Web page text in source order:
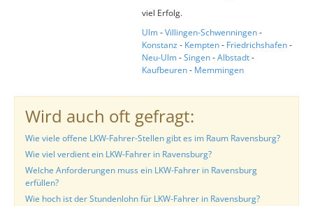
viel Erfolg.
Ulm-Villingen-Schwenningen-
Konstanz - Kempten- Friedrichshafen-
Neu-Ulm-Singen-Albstadt-
Kaufbeuren- Memmingen
Wird auch oft gefragt:
Wie viele offene LKW-Fahrer-Stellen gibt es im Raum Ravensburg?
Wie viel verdient ein LKW-Fahrer in Ravensburg?
Welche Anforderungen muss ein LKW-Fahrer in Ravensburg
erfüllen?
Wie hoch ist der Stundenlohn für LKW-Fahrer in Ravensburg?